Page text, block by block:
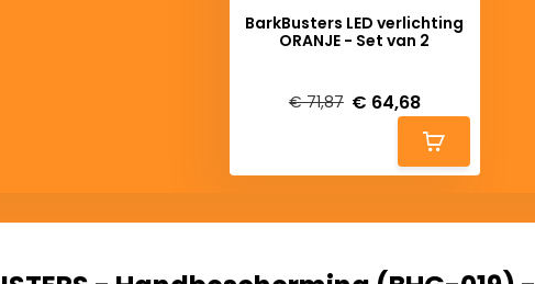
BarkBusters LED verlichting
ORANJE - Set van 2
€ 71,87 € 64,68